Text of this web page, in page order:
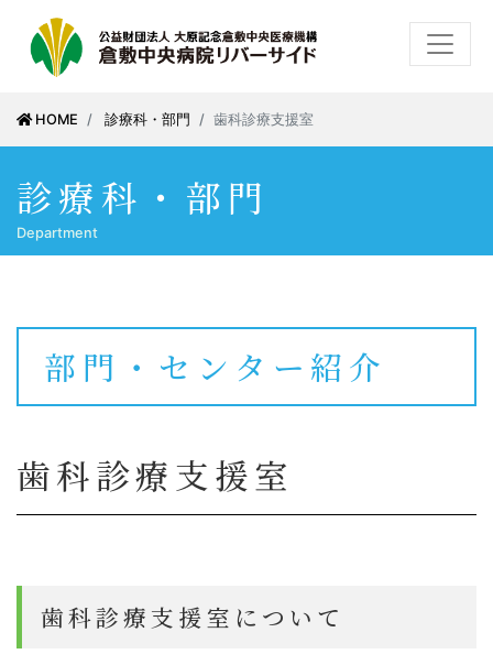
HOME 診療科・部門 歯科診療支援室
診療科・部門
Department
部門・センター紹介
歯科診療支援室
歯科診療支援室について